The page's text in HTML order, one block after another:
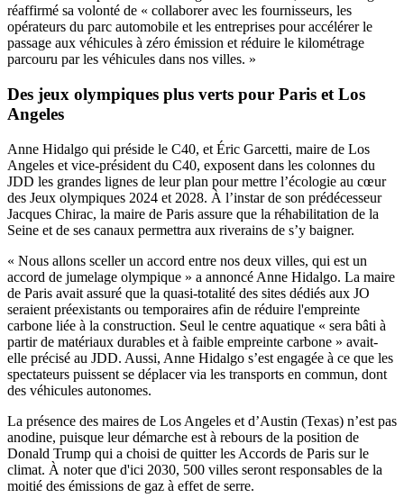
réaffirmé sa volonté de « collaborer avec les fournisseurs, les
opérateurs du parc automobile et les entreprises pour accélérer le
passage aux véhicules à zéro émission et réduire le kilométrage
parcouru par les véhicules dans nos villes. »
Des jeux olympiques plus verts pour Paris et Los
Angeles
Anne Hidalgo qui préside le C40, et Éric Garcetti, maire de Los
Angeles et vice-président du C40, exposent dans les colonnes du
JDD les grandes lignes de leur plan pour mettre l’écologie au cœur
des Jeux olympiques 2024 et 2028. À l’instar de son prédécesseur
Jacques Chirac, la maire de Paris assure que la réhabilitation de la
Seine et de ses canaux permettra aux riverains de s’y baigner.
« Nous allons sceller un accord entre nos deux villes, qui est un
accord de jumelage olympique » a annoncé Anne Hidalgo. La maire
de Paris avait assuré que la quasi-totalité des sites dédiés aux JO
seraient préexistants ou temporaires afin de réduire l'empreinte
carbone liée à la construction. Seul le centre aquatique « sera bâti à
partir de matériaux durables et à faible empreinte carbone » avait-
elle précisé au JDD. Aussi, Anne Hidalgo s’est engagée à ce que les
spectateurs puissent se déplacer via les transports en commun, dont
des véhicules autonomes.
La présence des maires de Los Angeles et d’Austin (Texas) n’est pas
anodine, puisque leur démarche est à rebours de la position de
Donald Trump qui a choisi de quitter les Accords de Paris sur le
climat. À noter que d'ici 2030, 500 villes seront responsables de la
moitié des émissions de gaz à effet de serre.